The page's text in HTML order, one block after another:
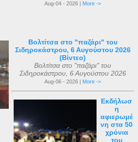
Aug-04 - 2026 | More ->
Βολτίτσα στο "παζάρι" του
Σιδηροκάστρου, 6 Αυγούστου 2026
(Βίντεο)
Βολτίτσα στο "παζάρι" του
Σιδηροκάστρου, 6 Αυγούστου 2026
Aug-06 - 2026 | More ->
Εκδήλωσ
η
αφιερωμέ
νη στα 50
χρόνια
του